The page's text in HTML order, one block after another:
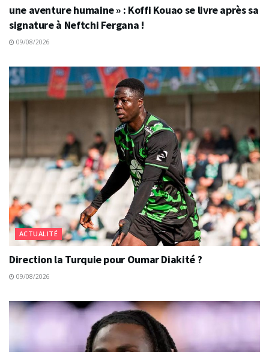
une aventure humaine » : Koffi Kouao se livre après sa
signature à Neftchi Fergana !
09/08/2026
ACTUALITÉ
Direction la Turquie pour Oumar Diakité ?
09/08/2026